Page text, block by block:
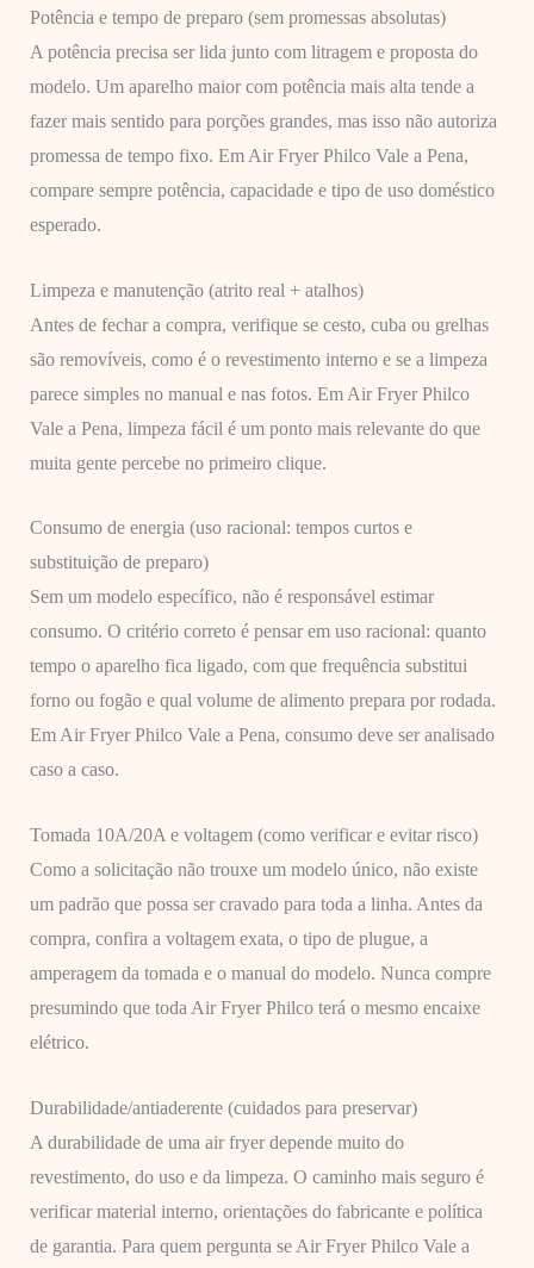
Potência e tempo de preparo (sem promessas absolutas)
A potência precisa ser lida junto com litragem e proposta do
modelo. Um aparelho maior com potência mais alta tende a
fazer mais sentido para porções grandes, mas isso não autoriza
promessa de tempo fixo. Em Air Fryer Philco Vale a Pena,
compare sempre potência, capacidade e tipo de uso doméstico
esperado.
Limpeza e manutenção (atrito real + atalhos)
Antes de fechar a compra, verifique se cesto, cuba ou grelhas
são removíveis, como é o revestimento interno e se a limpeza
parece simples no manual e nas fotos. Em Air Fryer Philco
Vale a Pena, limpeza fácil é um ponto mais relevante do que
muita gente percebe no primeiro clique.
Consumo de energia (uso racional: tempos curtos e
substituição de preparo)
Sem um modelo específico, não é responsável estimar
consumo. O critério correto é pensar em uso racional: quanto
tempo o aparelho fica ligado, com que frequência substitui
forno ou fogão e qual volume de alimento prepara por rodada.
Em Air Fryer Philco Vale a Pena, consumo deve ser analisado
caso a caso.
Tomada 10A/20A e voltagem (como verificar e evitar risco)
Como a solicitação não trouxe um modelo único, não existe
um padrão que possa ser cravado para toda a linha. Antes da
compra, confira a voltagem exata, o tipo de plugue, a
amperagem da tomada e o manual do modelo. Nunca compre
presumindo que toda Air Fryer Philco terá o mesmo encaixe
elétrico.
Durabilidade/antiaderente (cuidados para preservar)
A durabilidade de uma air fryer depende muito do
revestimento, do uso e da limpeza. O caminho mais seguro é
verificar material interno, orientações do fabricante e política
de garantia. Para quem pergunta se Air Fryer Philco Vale a